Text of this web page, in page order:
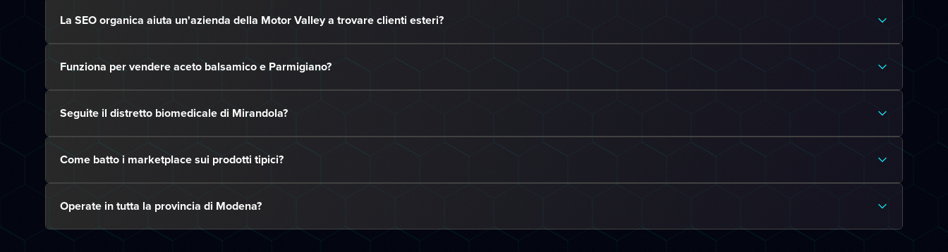
La SEO organica aiuta un'azienda della Motor Valley a trovare clienti esteri?
Funziona per vendere aceto balsamico e Parmigiano?
Seguite il distretto biomedicale di Mirandola?
Come batto i marketplace sui prodotti tipici?
Operate in tutta la provincia di Modena?